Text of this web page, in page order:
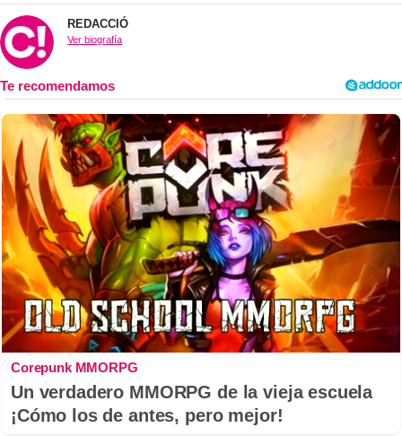
REDACCIÓ
Ver biografía
Corepunk MMORPG
Un verdadero MMORPG de la vieja escuela
¡Cómo los de antes, pero mejor!